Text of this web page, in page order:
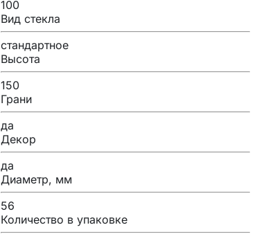
100
Вид стекла
стандартное
Высота
150
Грани
да
Декор
да
Диаметр, мм
56
Количество в упаковке